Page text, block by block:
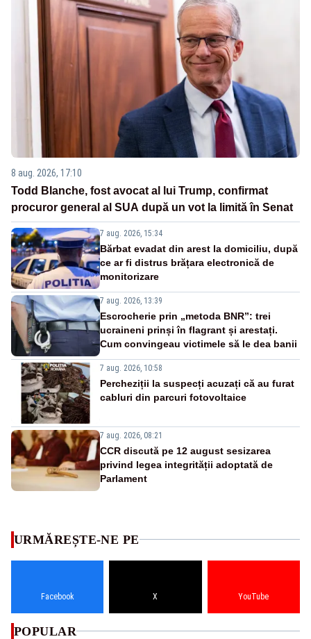
8 aug. 2026, 17:10
Todd Blanche, fost avocat al lui Trump, confirmat
procuror general al SUA după un vot la limită în Senat
7 aug. 2026, 15:34
Bărbat evadat din arest la domiciliu, după
ce ar fi distrus brățara electronică de
monitorizare
7 aug. 2026, 13:39
Escrocherie prin „metoda BNR”: trei
ucraineni prinși în flagrant și arestați.
Cum convingeau victimele să le dea banii
7 aug. 2026, 10:58
Percheziții la suspecți acuzați că au furat
cabluri din parcuri fotovoltaice
7 aug. 2026, 08:21
CCR discută pe 12 august sesizarea
privind legea integrității adoptată de
Parlament
URMĂREȘTE-NE PE
Facebook X YouTube
POPULAR